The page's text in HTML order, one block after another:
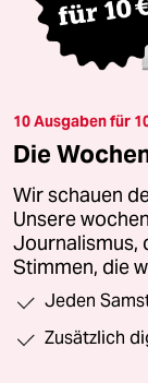
10 Ausgaben für
Die
Wir schauen
Unsere
Journalismus,
Stimmen, die
Jeden
Zusätzlich